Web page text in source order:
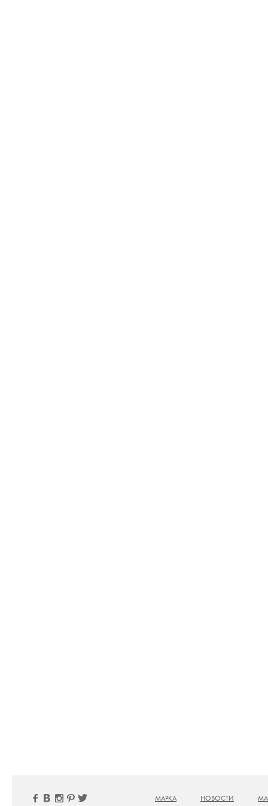
МАРКА НОВОСТИ